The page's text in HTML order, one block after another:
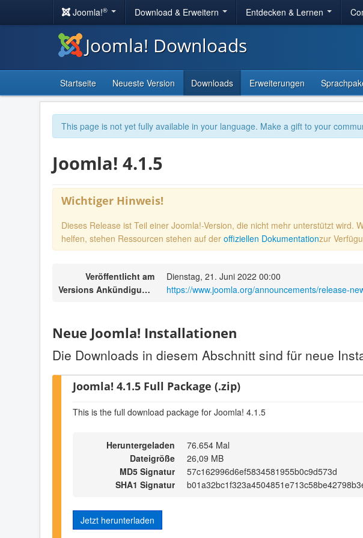
Joomla!® Download & Erweitern Entdecken & Lernen
Joomla! Downloads
Startseite Neueste Version Downloads Erweiterungen
This page is not yet fully available in your language. Make a gift to your
Joomla! 4.1.5
Wichtiger Hinweis!
Dieses Release ist Teil einer Joomla!-Version, die nicht mehr unterstützt wird.
helfen, stehen Ressourcen stehen auf der offiziellen Dokumentationzur
Veröffentlicht am
Dienstag, 21. Juni 2022 00:00
Versions Ankündigungen
https://www.joomla.org/announcements/release-
Neue Joomla! Installationen
Die Downloads in diesem Abschnitt sind für neue
Joomla! 4.1.5 Full Package (.zip)
This is the full download package for Joomla! 4.1.5
Heruntergeladen
76.654 Mal
Dateigröße
26,09 MB
MD5 Signatur
57c162996d6ef5834581955b0c9d573d
SHA1 Signatur
Jetzt herunterladen